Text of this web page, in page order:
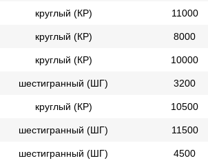
круглый (КР) 11000
круглый (КР) 8000
круглый (КР) 10000
шестигранный (ШГ) 3200
круглый (КР) 10500
шестигранный (ШГ) 11500
шестигранный (ШГ) 4500